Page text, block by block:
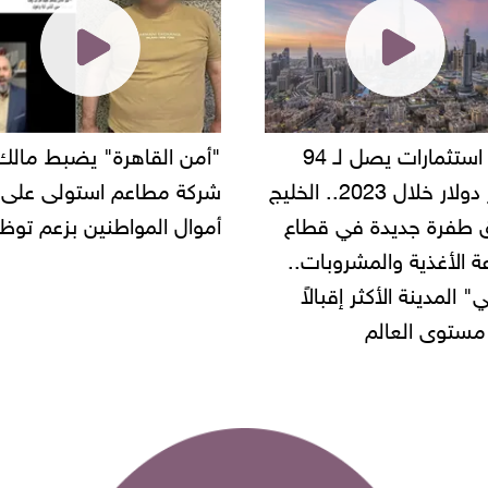
القاهرة" يضبط مالك
مطاعم استولى على
المواطنين بزعم توظيفها
"بلبن" تعلن
جديدة في الساحل
ومرسى مطروح